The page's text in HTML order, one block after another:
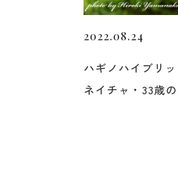
2022.08.24
ハギノハイブリ
ネイチャ・33歳